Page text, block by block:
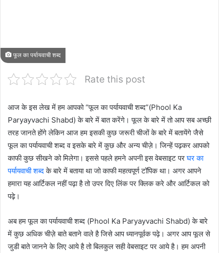
फूल का पर्यायवाची शब्द
Rate this post
आज के इस लेख में हम आपको “फूल का पर्यायवाची शब्द”(Phool Ka
Paryayvachi Shabd) के बारे में बात करेंगे। फूल के बारे में तो आप सब अच्छी
तरह जानते होंगे लेकिन आज हम इसकी कुछ जरूरी चीजों के बारे में बतायेंगे जैसे
फूल का पर्यायवाची शब्द व इसके बारे में कुछ और अन्य चीज़े। जिन्हें पढ़कर आपको
काफी कुछ सीखने को मिलेगा। इससे पहले हमने अपनी इस वेबसाइट परघर का
पर्यायवाची शब्दके बारे में बताया था जो काफी महत्वपूर्ण टॉपिक था। अगर आपने
हमारा यह आर्टिकल नहीं पढ़ा है तो उपर दिए लिंक पर क्लिक करे और आर्टिकल को
पढ़े।
अब हम फूल का पर्यायवाची शब्द (Phool Ka Paryayvachi Shabd) के बारे
में कुछ अधिक चीज़े बाते बताने वाले है जिसे आप ध्यानपूर्वक पढ़े। अगर आप फूल से
जुडी बाते जानने के लिए आये है तो बिलकुल सही वेबसाइट पर आये है। हम अपनी